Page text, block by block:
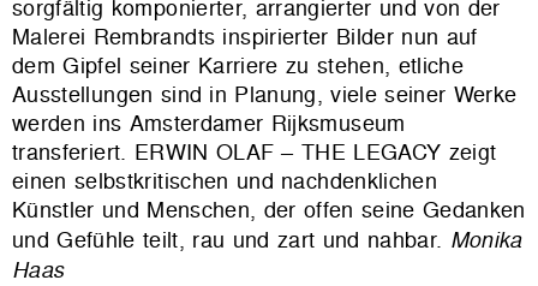
sorgfältig komponierter, arrangierter und von der
Malerei Rembrandts inspirierter Bilder nun auf
dem Gipfel seiner Karriere zu stehen, etliche
Ausstellungen sind in Planung, viele seiner Werke
werden ins Amsterdamer Rijksmuseum
transferiert. ERWIN OLAF – THE LEGACY zeigt
einen selbstkritischen und nachdenklichen
Künstler und Menschen, der offen seine Gedanken
und Gefühle teilt, rau und zart und nahbar. Monika
Haas